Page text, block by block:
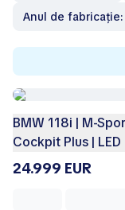
Anul de
BMW 118i | M-
Cockpit Plus | LED
24.999 EUR